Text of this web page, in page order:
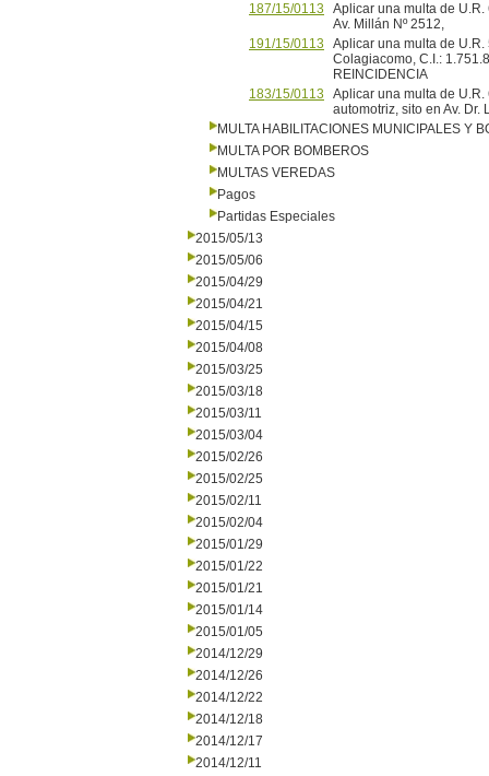
187/15/0113
Aplicar una multa de
Av. Millán Nº 2512,
191/15/0113
Aplicar una multa de
Colagiacomo, C.I.:
REINCIDENCIA
183/15/0113
Aplicar una multa de
automotriz, sito en Av. Dr.
MULTA HABILITACIONES MUNICIPALES Y
MULTA POR BOMBEROS
MULTAS VEREDAS
Pagos
Partidas Especiales
2015/05/13
2015/05/06
2015/04/29
2015/04/21
2015/04/15
2015/04/08
2015/03/25
2015/03/18
2015/03/11
2015/03/04
2015/02/26
2015/02/25
2015/02/11
2015/02/04
2015/01/29
2015/01/22
2015/01/21
2015/01/14
2015/01/05
2014/12/29
2014/12/26
2014/12/22
2014/12/18
2014/12/17
2014/12/11